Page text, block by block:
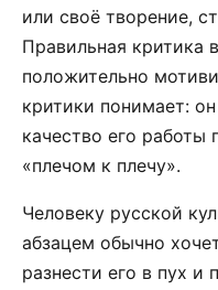
или своё творение,
Правильная критика
положительно
критики понимает:
качество его
«плечом к плечу».
Человеку русской
абзацем обычно
разнести его в пух и